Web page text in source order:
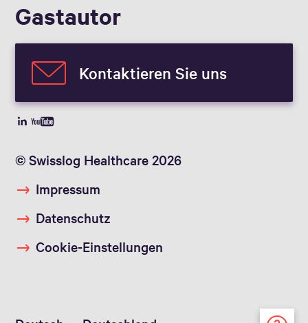
Gastautor
Kontaktieren Sie uns
© Swisslog Healthcare 2026
Impressum
Datenschutz
Cookie-Einstellungen